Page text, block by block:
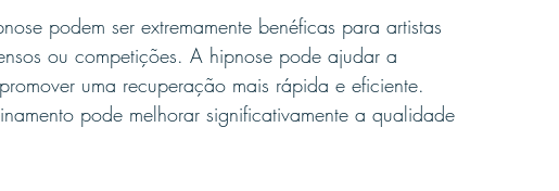
podem ser extremamente benéficas para artistas
ou competições. A hipnose pode ajudar a
uma recuperação mais rápida e eficiente.
pode melhorar significativamente a qualidade